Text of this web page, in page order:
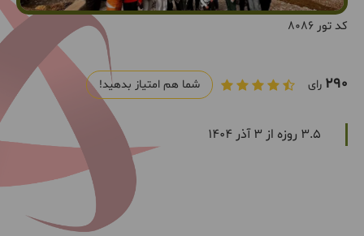
کد تور 8086
290 رای شما هم امتیاز بدهید!
3.5 روزه از 3 آذر 1404